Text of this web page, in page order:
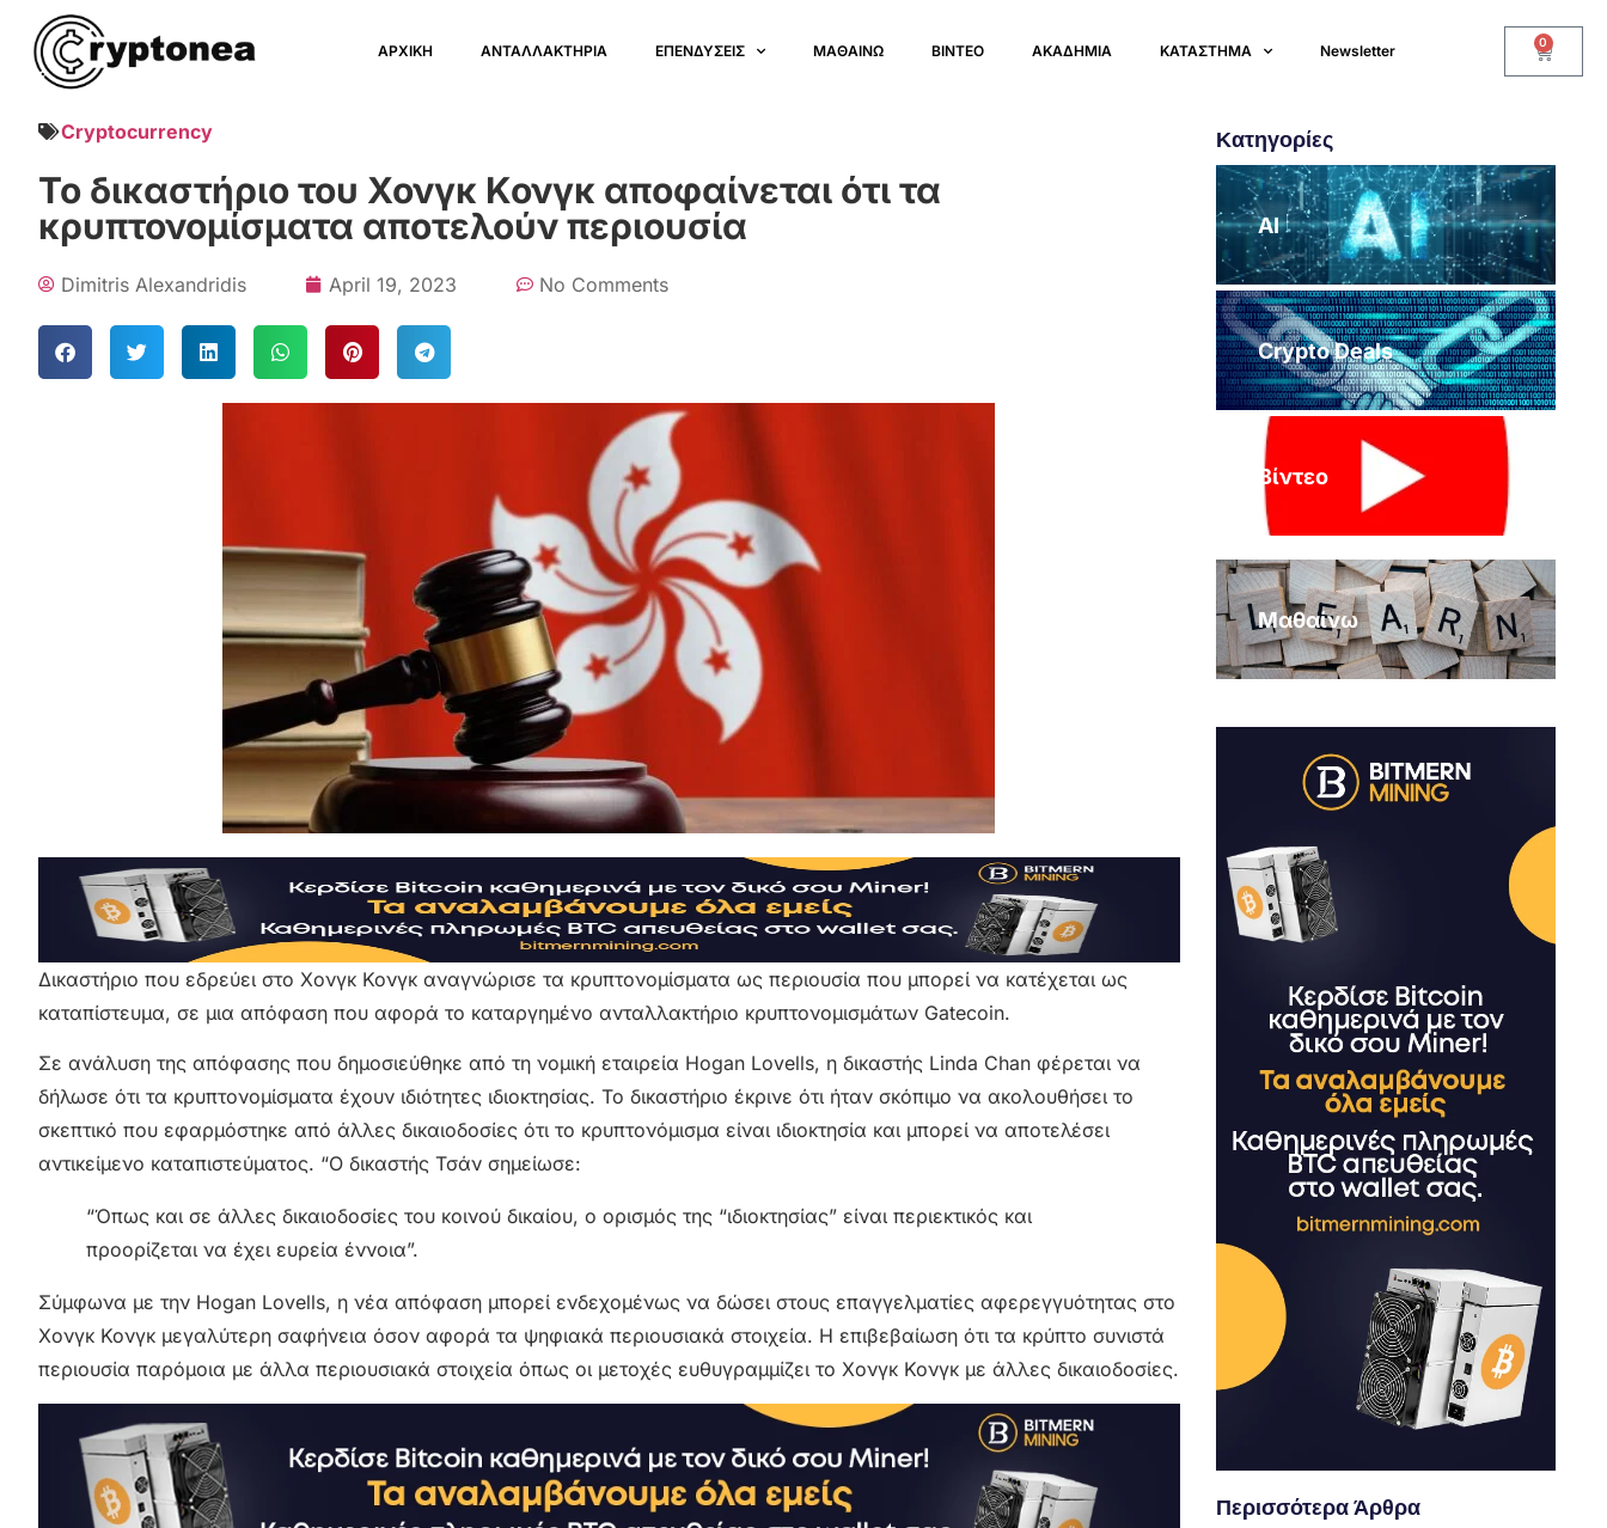
ΑΡΧΙΚΗ ΑΝΤΑΛΛΑΚΤΗΡΙΑ ΕΠΕΝΔΥΣΕΙΣ ΜΑΘΑΙΝΩ ΒΙΝΤΕΟ ΑΚΑΔΗΜΙΑ ΚΑΤΑΣΤΗΜΑ Newsletter 0
Cryptocurrency
Το δικαστήριο του Χονγκ Κονγκ αποφαίνεται ότι τα
κρυπτονομίσματα αποτελούν περιουσία
Dimitris Alexandridis April 19, 2023 No Comments
Δικαστήριο που εδρεύει στο Χονγκ Κονγκ αναγνώρισε τα κρυπτονομίσματα ως περιουσία που μπορεί να κατέχεται ως
καταπίστευμα, σε μια απόφαση που αφορά το καταργημένο ανταλλακτήριο κρυπτονομισμάτων Gatecoin.
Σε ανάλυση της απόφασης που δημοσιεύθηκε από τη νομική εταιρεία Hogan Lovells, η δικαστής Linda Chan φέρεται να
δήλωσε ότι τα κρυπτονομίσματα έχουν ιδιότητες ιδιοκτησίας. Το δικαστήριο έκρινε ότι ήταν σκόπιμο να ακολουθήσει το
σκεπτικό που εφαρμόστηκε από άλλες δικαιοδοσίες ότι το κρυπτονόμισμα είναι ιδιοκτησία και μπορεί να αποτελέσει
αντικείμενο καταπιστεύματος. “O δικαστής Τσάν σημείωσε:
“Όπως και σε άλλες δικαιοδοσίες του κοινού δικαίου, ο ορισμός της “ιδιοκτησίας” είναι περιεκτικός και
προορίζεται να έχει ευρεία έννοια”.
Σύμφωνα με την Hogan Lovells, η νέα απόφαση μπορεί ενδεχομένως να δώσει στους επαγγελματίες αφερεγγυότητας στο
Χονγκ Κονγκ μεγαλύτερη σαφήνεια όσον αφορά τα ψηφιακά περιουσιακά στοιχεία. Η επιβεβαίωση ότι τα κρύπτο συνιστά
περιουσία παρόμοια με άλλα περιουσιακά στοιχεία όπως οι μετοχές ευθυγραμμίζει το Χονγκ Κονγκ με άλλες δικαιοδοσίες.
Κατηγορίες
AI
Crypto Deals
Βίντεο
Μαθαίνω
Περισσότερα Άρθρα